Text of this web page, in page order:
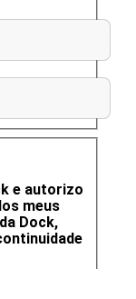
e autorizo
meus
Dock,